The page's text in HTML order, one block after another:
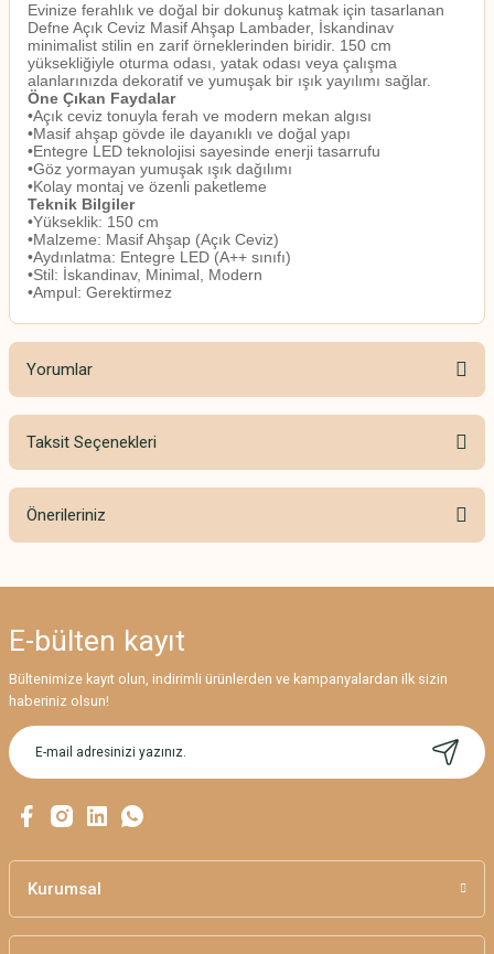
Evinize ferahlık ve doğal bir dokunuş katmak için tasarlanan
Defne Açık Ceviz Masif Ahşap Lambader, İskandinav
minimalist stilin en zarif örneklerinden biridir. 150 cm
yüksekliğiyle oturma odası, yatak odası veya çalışma
alanlarınızda dekoratif ve yumuşak bir ışık yayılımı sağlar.
Öne Çıkan Faydalar
•Açık ceviz tonuyla ferah ve modern mekan algısı
•Masif ahşap gövde ile dayanıklı ve doğal yapı
•Entegre LED teknolojisi sayesinde enerji tasarrufu
•Göz yormayan yumuşak ışık dağılımı
•Kolay montaj ve özenli paketleme
Teknik Bilgiler
•Yükseklik: 150 cm
•Malzeme: Masif Ahşap (Açık Ceviz)
•Aydınlatma: Entegre LED (A++ sınıfı)
•Stil: İskandinav, Minimal, Modern
•Ampul: Gerektirmez
Yorumlar
Bu ürüne ilk yorumu siz yapın!
Taksit Seçenekleri
Önerileriniz
Görüş ve önerileriniz için teşekkür ederiz.
Ürün resmi kalitesiz, bozuk veya görüntülenemiyor.
Ürün açıklamasında eksik bilgiler bulunuyor.
Ürün bilgilerinde hatalar bulunuyor.
Bu ürüne benzer farklı alternatifler olmalı.
E-bülten kayıt
Bültenimize kayıt olun, indirimli ürünlerden ve kampanyalardan ilk sizin
haberiniz olsun!
Kurumsal